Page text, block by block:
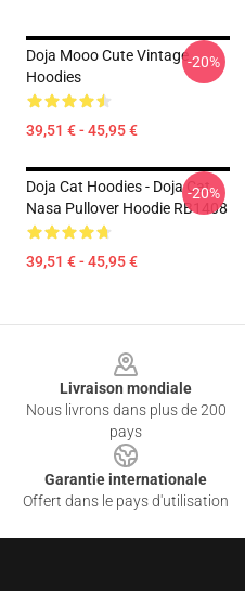
Doja Mooo Cute Vintage
Hoodies
39,51 € - 45,95 €
-20%
Doja Cat Hoodies - Doja Cat
Nasa Pullover Hoodie RB1408
39,51 € - 45,95 €
-20%
Livraison mondiale
Nous livrons dans plus de 200
pays
Garantie internationale
Offert dans le pays d'utilisation